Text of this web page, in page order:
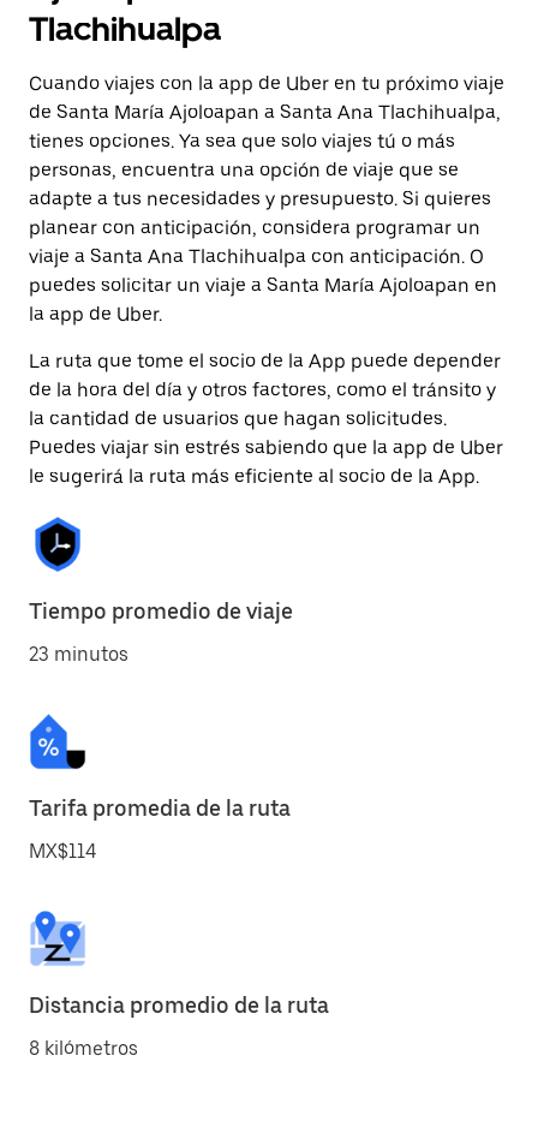
Tlachihualpa
Cuando viajes con la app de Uber en tu próximo viaje
de Santa María Ajoloapan a Santa Ana Tlachihualpa,
tienes opciones. Ya sea que solo viajes tú o más
personas, encuentra una opción de viaje que se
adapte a tus necesidades y presupuesto. Si quieres
planear con anticipación, considera programar un
viaje a Santa Ana Tlachihualpa con anticipación. O
puedes solicitar un viaje a Santa María Ajoloapan en
la app de Uber.
La ruta que tome el socio de la App puede depender
de la hora del día y otros factores, como el tránsito y
la cantidad de usuarios que hagan solicitudes.
Puedes viajar sin estrés sabiendo que la app de Uber
le sugerirá la ruta más eficiente al socio de la App.
Tiempo promedio de viaje
23 minutos
Tarifa promedia de la ruta
MX$114
Distancia promedio de la ruta
8 kilómetros